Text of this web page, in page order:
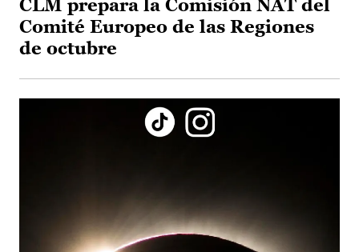
CLM prepara la Comisión NAT del
Comité Europeo de las Regiones
de octubre